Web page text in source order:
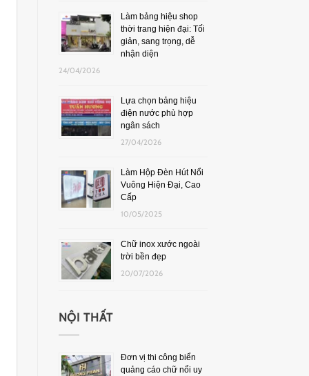
Làm bảng hiệu shop
thời trang hiện đại: Tối
giản, sang trọng, dễ
nhận diện
24/04/2026
Lựa chọn bảng hiệu
điện nước phù hợp
ngân sách
27/04/2026
Làm Hộp Đèn Hút Nổi
Vuông Hiện Đại, Cao
Cấp
10/05/2025
Chữ inox xước ngoài
trời bền đẹp
20/07/2026
NỘI THẤT
Đơn vị thi công biển
quảng cáo chữ nổi uy